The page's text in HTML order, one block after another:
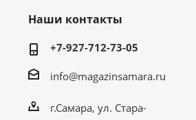
Наши контакты
+7-927-712-73-05
info@magazinsamara.ru
г.Самара, ул. Стара-